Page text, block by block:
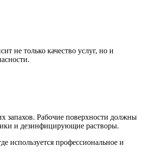
не только качество услуг, но и
запахов. Рабочие поверхности должны
и дезинфицирующие растворы.
используется профессиональное и